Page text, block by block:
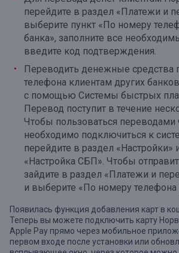
перейдите в раздел «Платежи и
выберите пункт «По номеру
банка», заполните все
введите код подтверждения.
Переводить денежные средства
телефона клиентам других
с помощью Системы быстрых
Перевод поступит в течение
Чтобы пользоваться переводами
необходимо подключиться к
перейдите в раздел «Настройки»
«Настройка СБП». Чтобы
зайдите в раздел «Платежи и
и выберите «По номеру
Появилась функция добавления карт в
Теперь вы можете подключить карту
Apple Pay прямо через мобильное
первом входе после установки или